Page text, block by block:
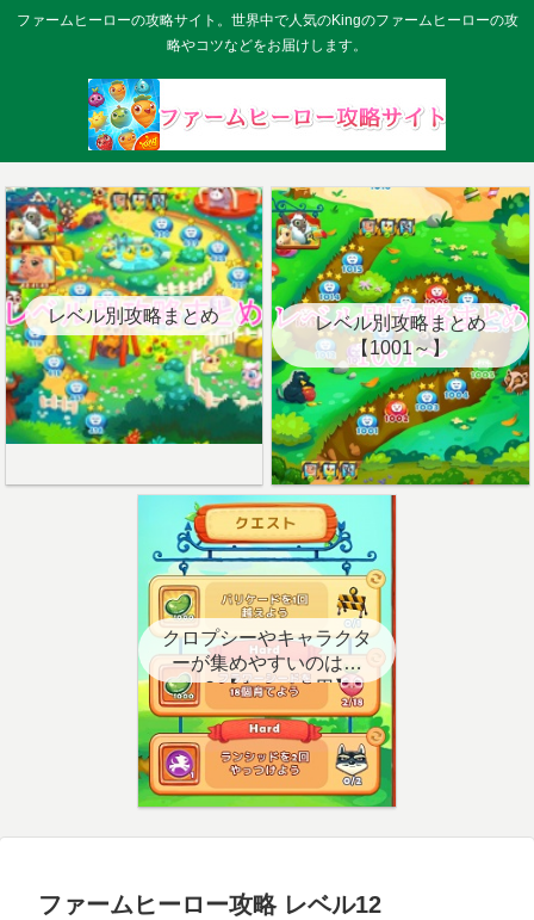
ファームヒーローの攻略サイト。世界中で人気のKingのファームヒーローの攻
略やコツなどをお届けします。
レベル別攻略まとめ
レベル別攻略まとめ
【1001～】
クロプシーやキャラクタ
ーが集めやすいのはど
こ？【クエスト用】
ファームヒーロー攻略 レベル12